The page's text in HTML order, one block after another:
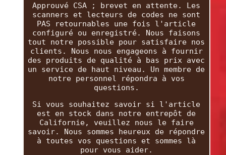
Approuvé CSA ; brevet en attente. Les
scanners et lecteurs de codes ne sont
PAS retournables une fois l'article
configuré ou enregistré. Nous faisons
tout notre possible pour satisfaire nos
clients. Nous nous engageons à fournir
des produits de qualité à bas prix avec
un service de haut niveau. Un membre de
notre personnel répondra à vos
questions.
Si vous souhaitez savoir si l'article
est en stock dans notre entrepôt de
Californie, veuillez nous le faire
savoir. Nous sommes heureux de répondre
à toutes vos questions et sommes là
pour vous aider.